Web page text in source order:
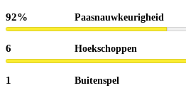
92% Paasnauwkeurigheid
6 Hoekschoppen
1 Buitenspel